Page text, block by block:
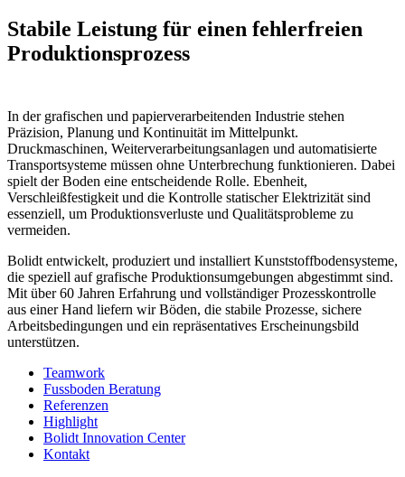
Stabile Leistung für einen fehlerfreien
Produktionsprozess
In der grafischen und papierverarbeitenden Industrie stehen
Präzision, Planung und Kontinuität im Mittelpunkt.
Druckmaschinen, Weiterverarbeitungsanlagen und automatisierte
Transportsysteme müssen ohne Unterbrechung funktionieren. Dabei
spielt der Boden eine entscheidende Rolle. Ebenheit,
Verschleißfestigkeit und die Kontrolle statischer Elektrizität sind
essenziell, um Produktionsverluste und Qualitätsprobleme zu
vermeiden.
Bolidt entwickelt, produziert und installiert Kunststoffbodensysteme,
die speziell auf grafische Produktionsumgebungen abgestimmt sind.
Mit über 60 Jahren Erfahrung und vollständiger Prozesskontrolle
aus einer Hand liefern wir Böden, die stabile Prozesse, sichere
Arbeitsbedingungen und ein repräsentatives Erscheinungsbild
unterstützen.
Teamwork
Fussboden Beratung
Referenzen
Highlight
Bolidt Innovation Center
Kontakt